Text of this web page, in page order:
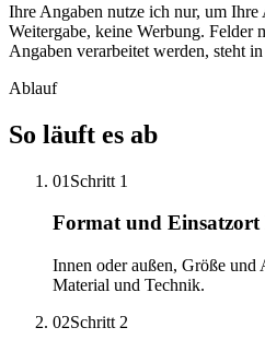
Ihre Angaben nutze ich nur, um
Weitergabe, keine Werbung. Felder
Angaben verarbeitet werden, steht
Ablauf
So läuft es ab
01 Schritt 1
Format und Einsatzort
Innen oder außen, Größe und
Material und Technik.
02Schritt 2